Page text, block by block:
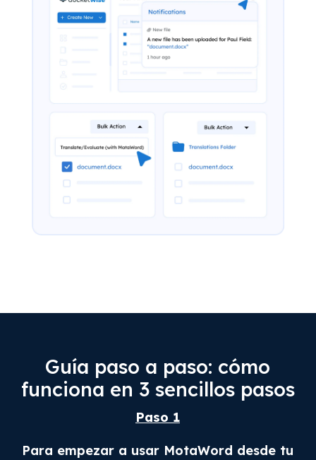
Guía paso a paso: cómo
funciona en 3 sencillos pasos
Paso 1
Para empezar a usar MotaWord desde tu